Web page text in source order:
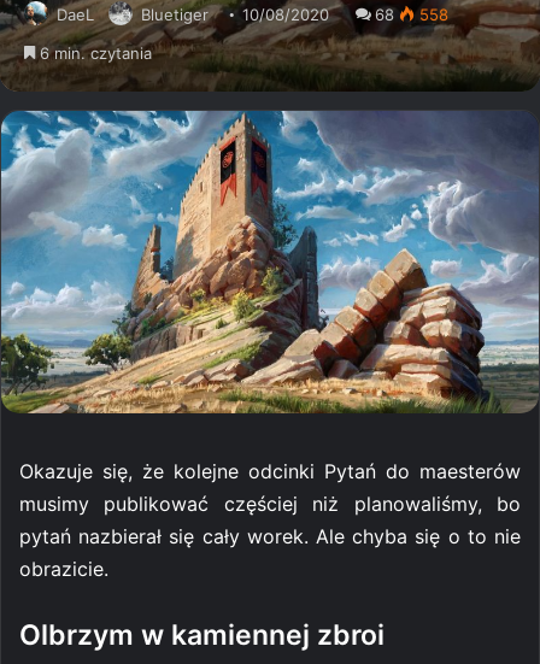
DaeL Bluetiger 10/08/2020 68
558
6 min. czytania
Okazuje się, że kolejne odcinki Pytań do maesterów
musimy publikować częściej niż planowaliśmy, bo
pytań nazbierał się cały worek. Ale chyba się o to nie
obrazicie.
Olbrzym w kamiennej zbroi